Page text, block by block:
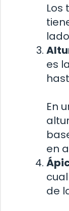
Los
es
En
en
de